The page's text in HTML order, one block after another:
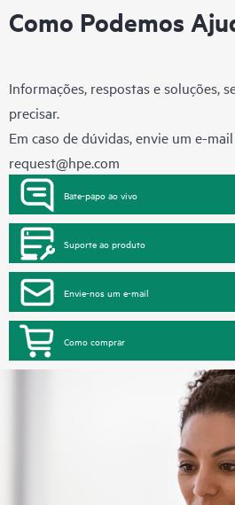
Como Podemos
Informações, respostas e soluções,
precisar.
Em caso de dúvidas, envie um e-
request@hpe.com
Bate-papo ao vivo
Suporte ao produto
Envie-nos um e-mail
Como comprar